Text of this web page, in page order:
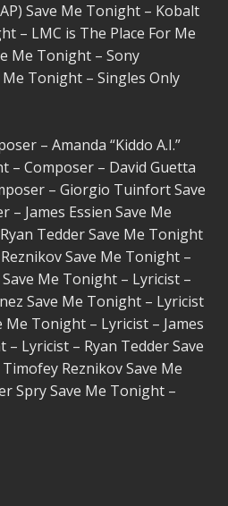
Save Me Tonight – Kobalt
– LMC is The Place For Me
Me Tonight – Sony
Tonight – Singles Only
– Amanda “Kiddo A.I.”
– Composer – David Guetta
– Giorgio Tuinfort Save
James Essien Save Me
Tedder Save Me Tonight
Save Me Tonight –
Me Tonight – Lyricist –
Save Me Tonight – Lyricist
Tonight – Lyricist – James
– Lyricist – Ryan Tedder Save
Reznikov Save Me
Spry Save Me Tonight –